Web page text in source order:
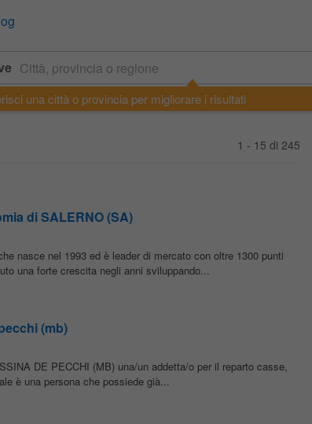
una città o provincia per migliorare i risultati
1 - 15 di 245
di SALERNO (SA)
nasce nel 1993 ed è leader di mercato con oltre 1300 punti
una forte crescita negli anni sviluppando...
(mb)
DE PECCHI (MB) una/un addetta/o per il reparto casse,
è una persona che possiede già...